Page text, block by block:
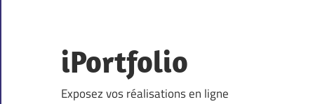
content
iPortfolio
Exposez vos réalisations en ligne